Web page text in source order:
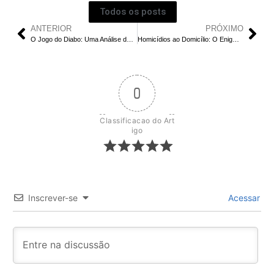
Todos os posts
ANTERIOR PRÓXIMO
Homicídios ao Domicílio: O Enigma por Trás da Morte de Ben Glenroy
0
Classificacao do Art
igo
Inscrever-se Acessar